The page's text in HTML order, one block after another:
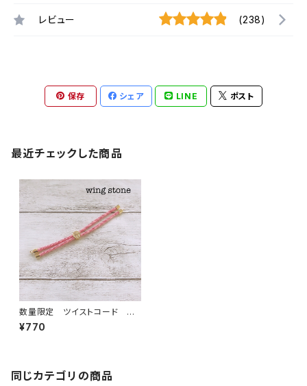
レビュー (238)
保存 シェア LINE ポスト
最近チェックした商品
数量限定 ツイストコード ス
ライダーブレスレット ベビーピ
ンク
¥770
同じカテゴリの商品